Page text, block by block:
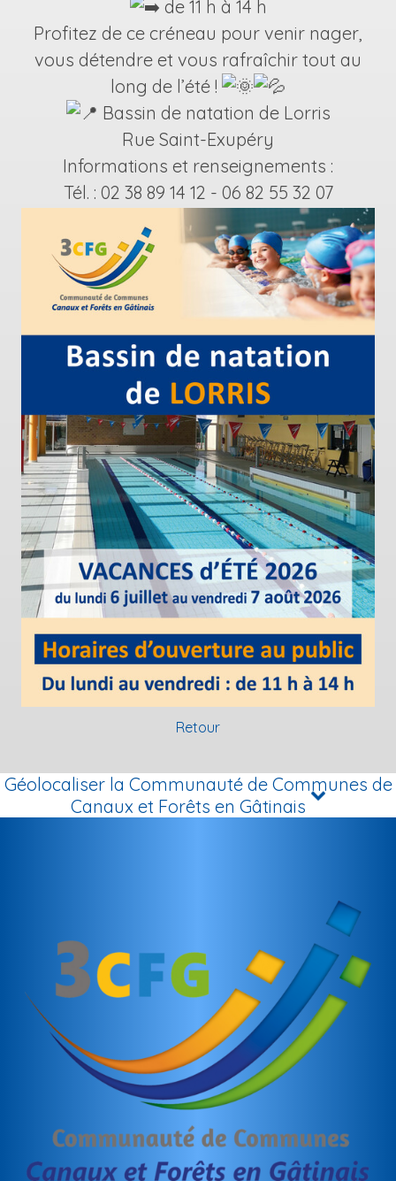
de 11 h à 14 h
Profitez de ce créneau pour venir nager,
vous détendre et vous rafraîchir tout au
long de l’été !
Bassin de natation de Lorris
Rue Saint-Exupéry
Informations et renseignements :
Tél. : 02 38 89 14 12 - 06 82 55 32 07
Retour
Géolocaliser la Communauté de Communes de
Canaux et Forêts en Gâtinais